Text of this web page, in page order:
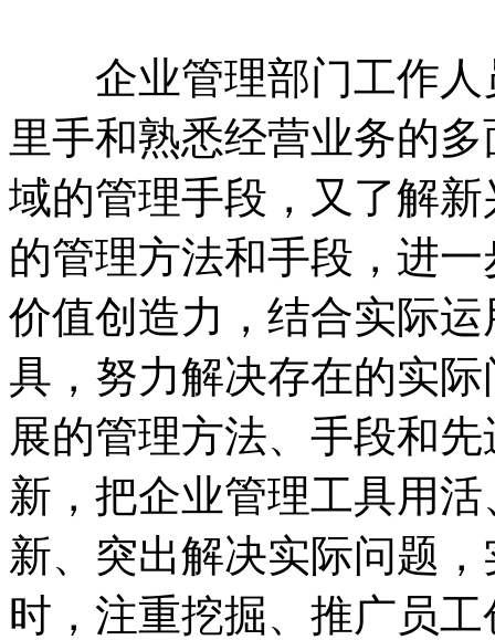
企业管理部门工作人
里手和熟悉经营业务的
域的管理手段，又了解
的管理方法和手段，进
价值创造力，结合实际
具，努力解决存在的实
展的管理方法、手段和
新，把企业管理工具用
新、突出解决实际问题
时，注重挖掘、推广员工